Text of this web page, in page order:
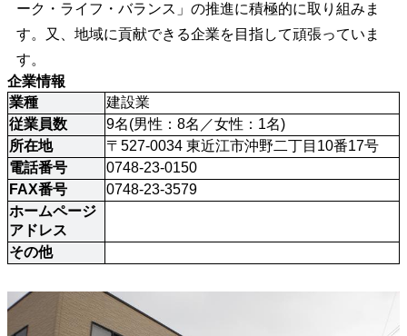
ーク・ライフ・バランス」の推進に積極的に取り組みま
す。又、地域に貢献できる企業を目指して頑張っていま
す。
企業情報
業種
建設業
従業員数
9名(男性：8名／女性：1名)
所在地
〒527-0034 東近江市沖野二丁目10番17号
電話番号
0748-23-0150
FAX番号
0748-23-3579
ホームページ
アドレス
その他